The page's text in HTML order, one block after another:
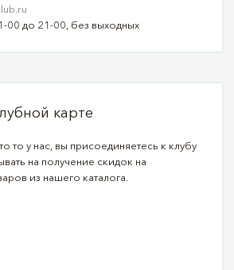
00 до 21-00, без выходных
карте
то у нас, вы присоединяетесь к клубу
на получение скидок на
из нашего каталога.